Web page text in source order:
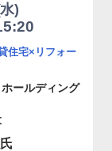
)
住宅×リフォー
ールディング